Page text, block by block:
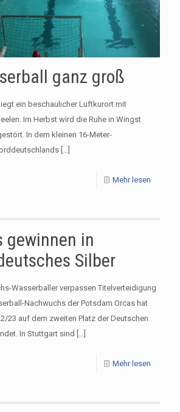
ganz groß
ein beschaulicher Luftkurort mit
Im Herbst wird die Ruhe in Wingst
In dem kleinen 16-Meter-
[…]
Mehr lesen
gewinnen in
Silber
Wasserballer verpassen Titelverteidigung
Nachwuchs der Potsdam Orcas hat
23 auf dem zweiten Platz der Deutschen
In Stuttgart sind […]
Mehr lesen